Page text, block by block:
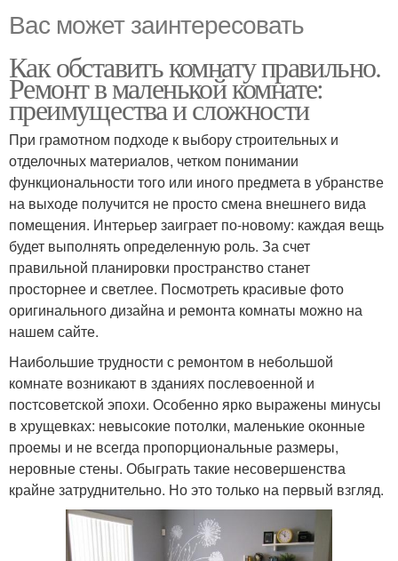
Вас может заинтересовать
Как обставить комнату правильно.
Ремонт в маленькой комнате:
преимущества и сложности
При грамотном подходе к выбору строительных и
отделочных материалов, четком понимании
функциональности того или иного предмета в убранстве
на выходе получится не просто смена внешнего вида
помещения. Интерьер заиграет по-новому: каждая вещь
будет выполнять определенную роль. За счет
правильной планировки пространство станет
просторнее и светлее. Посмотреть красивые фото
оригинального дизайна и ремонта комнаты можно на
нашем сайте.
Наибольшие трудности с ремонтом в небольшой
комнате возникают в зданиях послевоенной и
постсоветской эпохи. Особенно ярко выражены минусы
в хрущевках: невысокие потолки, маленькие оконные
проемы и не всегда пропорциональные размеры,
неровные стены. Обыграть такие несовершенства
крайне затруднительно. Но это только на первый взгляд.